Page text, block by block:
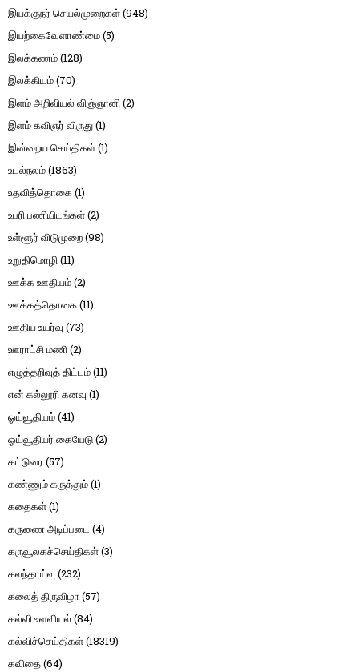
இயக்குநர் செயல்முறைகள்(948)
இயற்கைவேளாண்மை(5)
இலக்கணம்(128)
இலக்கியம்(70)
இளம் அறிவியல் விஞ்ஞானி(2)
இளம் கவிஞர் விருது(1)
இன்றைய செய்திகள்(1)
உடல்நலம்(1863)
உதவித்தொகை(1)
உபரி பணியிடங்கள்(2)
உள்ளூர் விடுமுறை(98)
உறுதிமொழி(11)
ஊக்க ஊதியம்(2)
ஊக்கத்தொகை(11)
ஊதிய உயர்வு (73)
ஊராட்சி மணி(2)
எழுத்தறிவுத் திட்டம்(11)
என் கல்லூரி கனவு (1)
ஓய்வூதியம்(41)
ஓய்வூதியர் கையேடு(2)
கட்டுரை (57)
கண்ணும் கருத்தும்(1)
கதைகள்(1)
கருணை அடிப்படை (4)
கருவூலகச்செய்திகள்(3)
கலந்தாய்வு (232)
கலைத் திருவிழா (57)
கல்வி உளவியல் (84)
கல்விச்செய்திகள்(18319)
கவிதை(64)